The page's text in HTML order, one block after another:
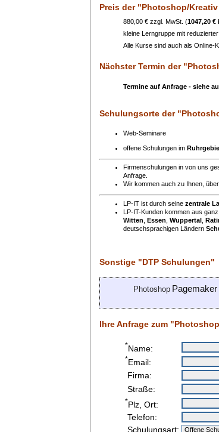
Preis der "Photoshop/
880,00 € zzgl. MwSt. (1047,20 €
kleine Lerngruppe mit
Alle Kurse sind auch als Online-
Nächster Termin der
Termine auf Anfrage - siehe
Schulungsorte der
Web-Seminare
offene Schulungen im
Firmenschulungen in von uns
Anfrage.
Wir kommen auch zu Ihnen,
LP-IT ist durch seine zentrale
LP-IT-Kunden kommen aus
Witten Essen Wuppertal
deutschsprachigen Ländern
Sonstige "DTP Schulungen"
Photoshop Pagemaker
Ihre Anfrage zum
*Name:
*Email:
Firma:
Straße:
*Plz, Ort:
Telefon:
Schulungsart: